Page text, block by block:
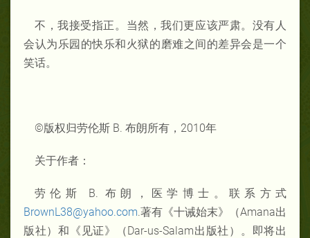
不，我接受指正。当然，我们更应该严肃。没有人
会认为乐园的快乐和火狱的磨难之间的差异会是一个
笑话。
©版权归劳伦斯 B. 布朗所有，2010年
关于作者：
劳伦斯 B. 布朗，医学博士。联系方式
BrownL38@yahoo.com.著有《十诫始末》（Amana出
版社）和《见证》（Dar-us-Salam出版社）。即将出